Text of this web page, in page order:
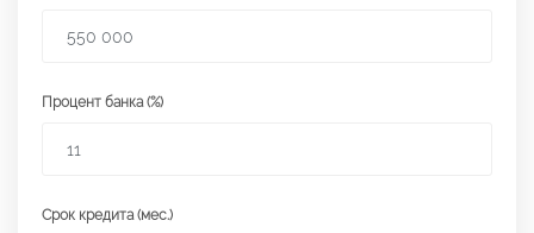
Процент банка (%)
Срок кредита (мес.)